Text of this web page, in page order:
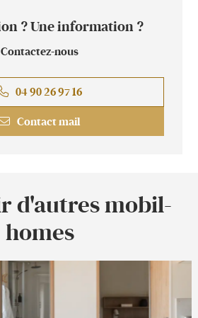
? Une information ?
Contactez-nous
04 90 26 97 16
Contact mail
d'autres mobil-
homes